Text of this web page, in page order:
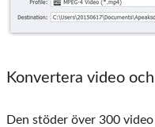
Konvertera video
Den stöder över 300